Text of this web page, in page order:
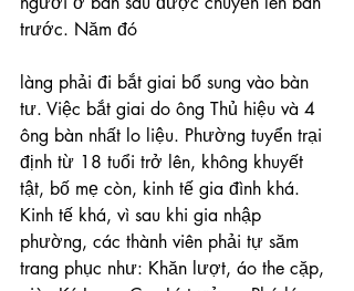
trước. Năm đó
làng phải đi bắt giai bổ sung vào bàn
tư. Việc bắt giai do ông Thủ hiệu và 4
ông bàn nhất lo liệu. Phường tuyển trại
định từ 18 tuổi trở lên, không khuyết
tật, bố mẹ còn, kinh tế gia đình khá.
Kinh tế khá, vì sau khi gia nhập
phường, các thành viên phải tự săm
trang phục như: Khăn lượt, áo the cặp,